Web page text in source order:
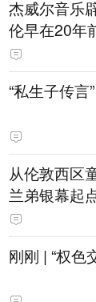
杰威尔音乐
伦早在20年
“私生子传
从伦敦西区
兰弟银幕起
刚刚 | “权色